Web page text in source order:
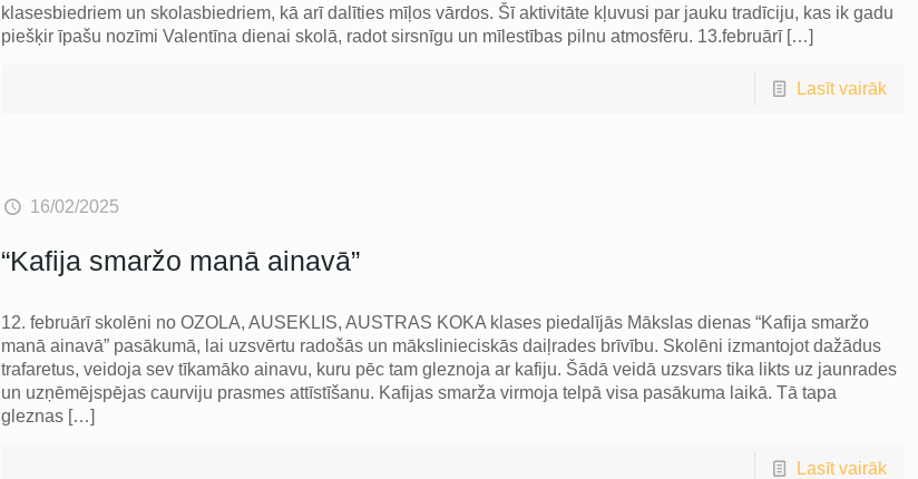
klasesbiedriem un skolasbiedriem, kā arī dalīties mīļos vārdos. Šī aktivitāte kļuvusi par jauku tradīciju, kas ik gadu
piešķir īpašu nozīmi Valentīna dienai skolā, radot sirsnīgu un mīlestības pilnu atmosfēru. 13.februārī[…]
Lasīt vairāk
16/02/2025
“Kafija smaržo manā ainavā”
12. februārī skolēni no OZOLA, AUSEKLIS, AUSTRAS KOKA klases piedalījās Mākslas dienas “Kafija smaržo
manā ainavā” pasākumā, lai uzsvērtu radošās un mākslinieciskās daiļrades brīvību. Skolēni izmantojot dažādus
trafaretus, veidoja sev tīkamāko ainavu, kuru pēc tam gleznoja ar kafiju. Šādā veidā uzsvars tika likts uz jaunrades
un uzņēmējspējas caurviju prasmes attīstīšanu. Kafijas smarža virmoja telpā visa pasākuma laikā. Tā tapa
gleznas[…]
Lasīt vairāk